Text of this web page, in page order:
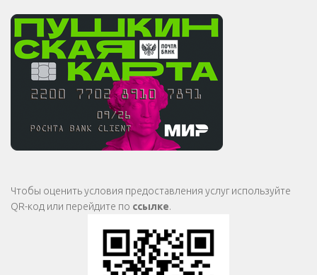
Чтобы оценить условия предоставления услуг используйте
QR-код или перейдите по ссылке.